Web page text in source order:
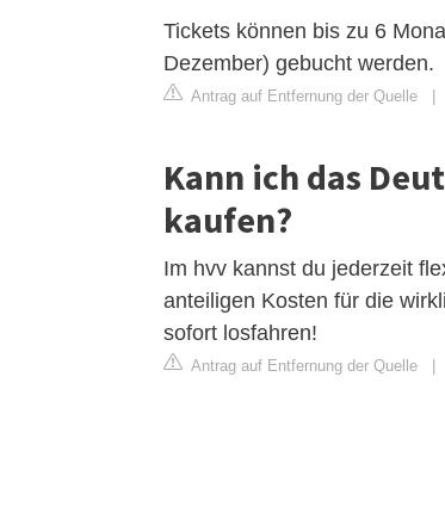
Tickets können bis zu 6
Dezember) gebucht werden.
Antrag auf Entfernung der Quelle |
Kann ich das
kaufen?
Im hvv kannst du jederzeit
anteiligen Kosten für die
sofort losfahren!
Antrag auf Entfernung der Quelle |